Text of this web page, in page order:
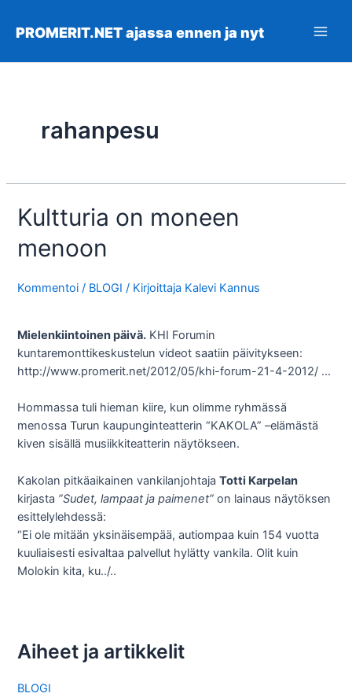
sisältöön
PROMERIT.NET ajassa ennen ja nyt
rahanpesu
Kultturia on moneen
menoon
Kommentoi / BLOGI / Kirjoittaja Kalevi Kannus
Mielenkiintoinen päivä. KHI Forumin
kuntaremonttikeskustelun videot saatiin päivitykseen:
http://www.promerit.net/2012/05/khi-forum-21-4-2012/ …
Hommassa tuli hieman kiire, kun olimme ryhmässä
menossa Turun kaupunginteatterin “KAKOLA” –elämästä
kiven sisällä musiikkiteatterin näytökseen.
Kakolan pitkäaikainen vankilanjohtajaTotti Karpelan
kirjasta ”Sudet, lampaat ja paimenet” on lainaus näytöksen
esittelylehdessä:
“Ei ole mitään yksinäisempää, autiompaa kuin 154 vuotta
kuuliaisesti esivaltaa palvellut hylätty vankila. Olit kuin
Molokin kita, ku../..
Aiheet ja artikkelit
BLOGI